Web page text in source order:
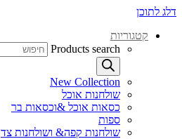
דלג לתוכן
קטגוריות
Products search
New Collection
שולחנות אוכל
כסאות אוכל &וכסאות בר
ספות
שולחנות קפה& ושולחנות צד